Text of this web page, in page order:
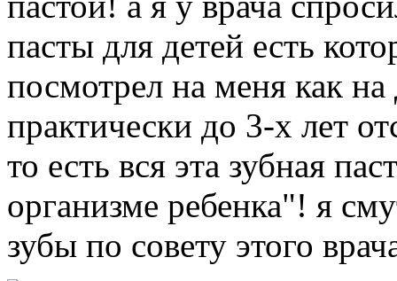
пасты для детей есть
посмотрел на меня как
практически до 3-х лет
то есть вся эта зубная
организме ребенка"! я
зубы по совету этого